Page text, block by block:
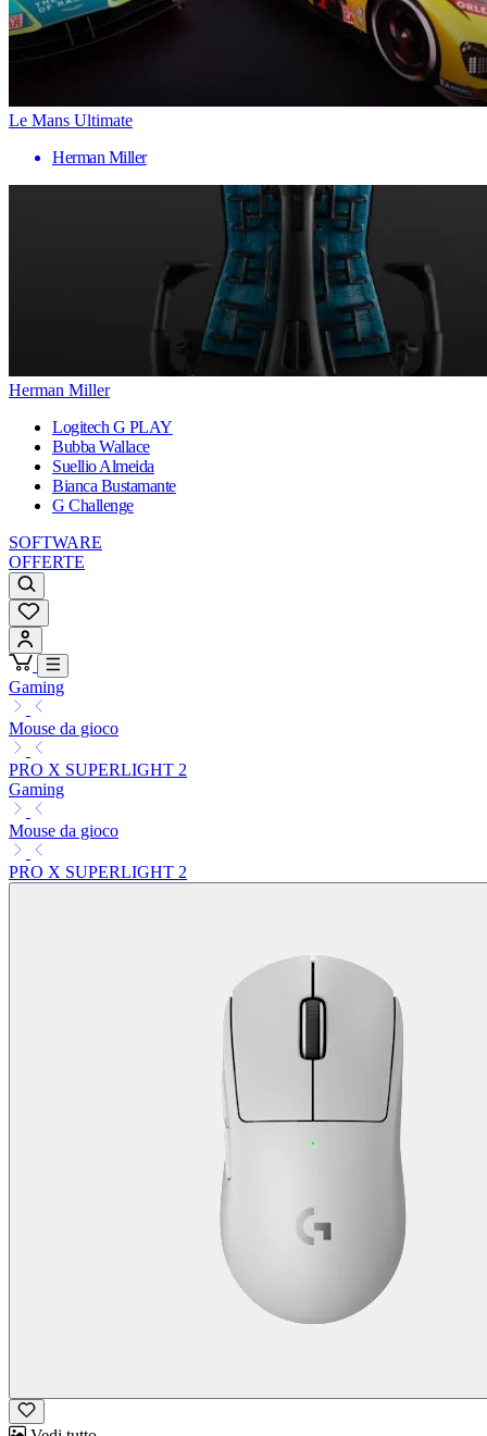
Le Mans Ultimate
Herman Miller
Herman Miller
Logitech G PLAY
Bubba Wallace
Suellio Almeida
Bianca Bustamante
G Challenge
SOFTWARE
OFFERTE
Gaming
Mouse da gioco
PRO X SUPERLIGHT 2
Gaming
Mouse da gioco
PRO X SUPERLIGHT 2